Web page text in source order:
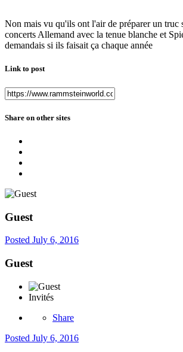
Non mais vu qu'ils ont l'air de préparer un truc
concerts Allemand avec la tenue blanche et
demandais si ils faisait ça chaque année
Link to post
Share on other sites
Guest
Posted July 6, 2016
Guest
Invités
Share
Posted July 6, 2016